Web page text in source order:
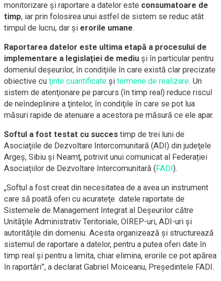
monitorizare şi raportare a datelor este consumatoare de
timp, iar prin folosirea unui astfel de sistem se reduc atât
timpul de lucru, dar şi erorile umane.
Raportarea datelor este ultima etapă a procesului de
implementare a legislaţiei de mediu şi în particular pentru
domeniul deşeurilor, în condiţiile în care există clar precizate
obiective cu ţinte cuantificate şi termene de realizare. Un
sistem de atenţionare pe parcurs (în timp real) reduce riscul
de neîndeplinire a ţintelor, în condiţile în care se pot lua
măsuri rapide de atenuare a acestora pe măsură ce ele apar.
Softul a fost testat cu succes timp de trei luni de
Asociaţiile de Dezvoltare Intercomunitară (ADI) din judeţele
Argeş, Sibiu şi Neamţ, potrivit unui comunicat al Federației
Asociațiilor de Dezvoltare Intercomunitară ( FADI ).
„Softul a fost creat din necesitatea de a avea un instrument
care să poată oferi cu acurateţe datele raportate de
Sistemele de Management Integrat al Deşeurilor către
Unităţile Administrativ Teritoriale, OIREP-uri, ADI-uri şi
autorităţile din domeniu. Acesta organizează şi structurează
sistemul de raportare a datelor, pentru a putea oferi date în
timp real şi pentru a limita, chiar elimina, erorile ce pot apărea
în raportări”, a declarat Gabriel Moiceanu, Președintele FADI.